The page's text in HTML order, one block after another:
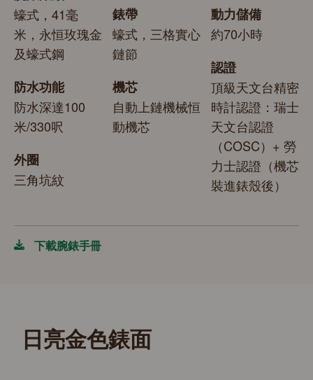
蠔式，41毫
米，永恒玫瑰金
及蠔式鋼
防水功能
防水深達100
米/330呎
外圈
三角坑紋
錶帶
蠔式，三格實心
鏈節
機芯
自動上鏈機械恒
動機芯
動力儲備
約70小時
認證
頂級天文台精密
時計認證：瑞士
天文台認證
（COSC）+ 勞
力士認證（機芯
裝進錶殼後）
下載腕錶手冊
日亮金色錶面